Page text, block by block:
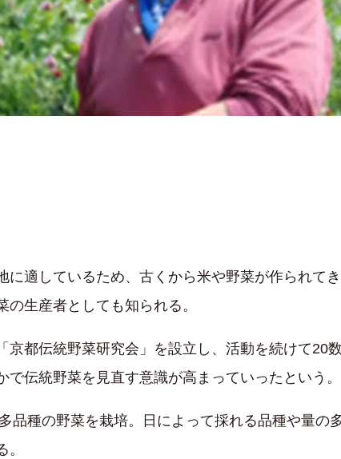
適しているため、古くから米や野菜が作られて
生産者としても知られる。
都伝統野菜研究会」を設立し、活動を続けて20
伝統野菜を見直す意識が高まっていったという。
品種の野菜を栽培。日によって採れる品種や量の